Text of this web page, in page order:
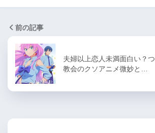
前の記事
夫婦以上恋人未満面白い？
教会のクソアニメ微妙と…